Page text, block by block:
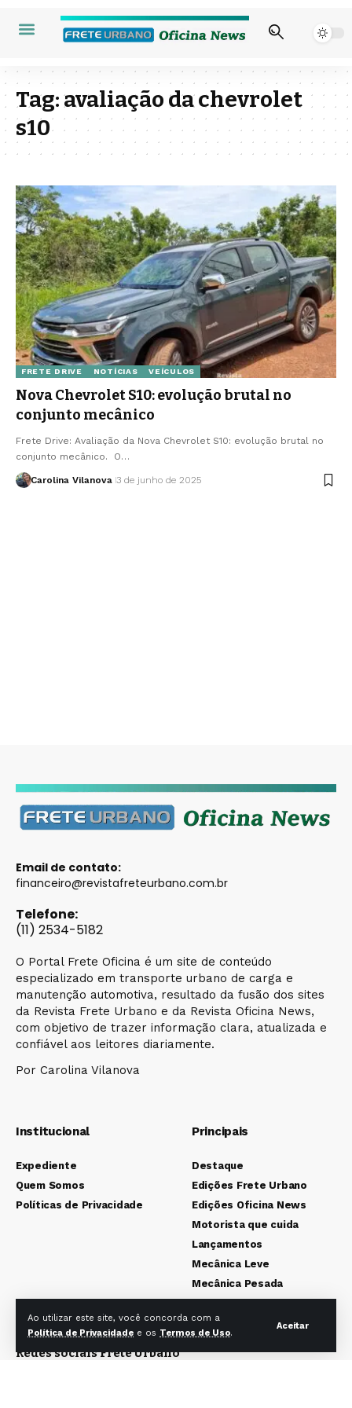
Ao utilizar este site, você concorda com a
Política de Privacidade e os Termos de Uso.
Aceitar
Tag:avaliação da chevrolet
s10
FRETE DRIVE NOTÍCIAS VEÍCULOS
Nova Chevrolet S10: evolução brutal no
conjunto mecânico
Frete Drive: Avaliação da Nova Chevrolet S10: evolução brutal no
conjunto mecânico. O…
Carolina Vilanova 3 de junho de 2025
Email de contato:
financeiro@revistafreteurbano.com.br
Telefone:
(11) 2534-5182
O Portal Frete Oficina é um site de conteúdo
especializado em transporte urbano de carga e
manutenção automotiva, resultado da fusão dos sites
da Revista Frete Urbano e da Revista Oficina News,
com objetivo de trazer informação clara, atualizada e
confiável aos leitores diariamente.
Por Carolina Vilanova
Institucional
Expediente
Quem Somos
Políticas de Privacidade
Principais
Destaque
Edições Frete Urbano
Edições Oficina News
Motorista que cuida
Lançamentos
Mecânica Leve
Mecânica Pesada
Redes sociais Frete Urbano